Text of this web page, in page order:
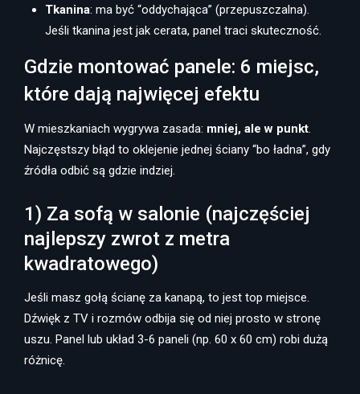
Tkanina: ma być “oddychająca” (przepuszczalna).
Jeśli tkanina jest jak cerata, panel traci skuteczność.
Gdzie montować panele: 6 miejsc,
które dają najwięcej efektu
W mieszkaniach wygrywa zasada: mniej, ale w punkt.
Najczęstszy błąd to oklejenie jednej ściany “bo ładna”, gdy
źródła odbić są gdzie indziej.
1) Za sofą w salonie (najczęściej
najlepszy zwrot z metra
kwadratowego)
Jeśli masz gołą ścianę za kanapą, to jest top miejsce.
Dźwięk z TV i rozmów odbija się od niej prosto w stronę
uszu. Panel lub układ 3-6 paneli (np. 60 x 60 cm) robi dużą
różnicę.